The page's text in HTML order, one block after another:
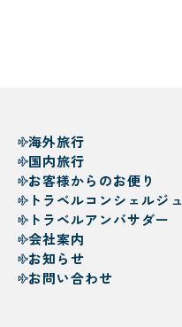
海外旅行
国内旅行
お客様からのお便り
トラベルコンシェルジュ
トラベルアンバサダー
会社案内
お知らせ
お問い合わせ